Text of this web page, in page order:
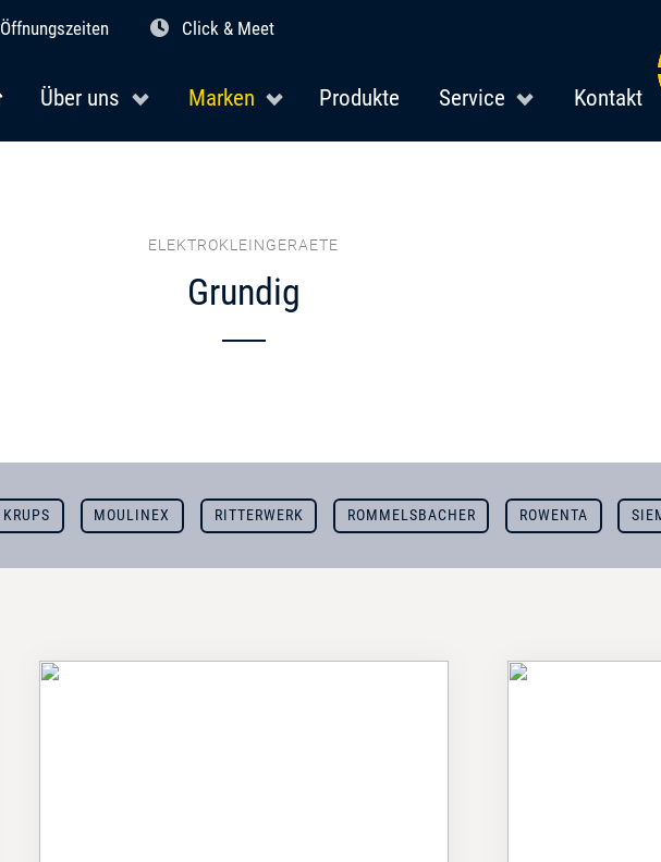
Öffnungszeiten Click & Meet
Über uns Marken Produkte Service Kontakt
ELEKTROKLEINGERAETE
Grundig
KRUPS MOULINEX RITTERWERK ROMMELSBACHER ROWENTA